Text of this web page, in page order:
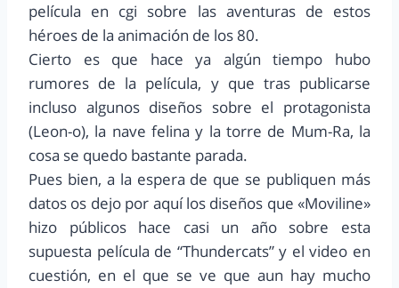
película en cgi sobre las aventuras de estos
héroes de la animación de los 80.
Cierto es que hace ya algún tiempo hubo
rumores de la película, y que tras publicarse
incluso algunos diseños sobre el protagonista
(Leon-o), la nave felina y la torre de Mum-Ra, la
cosa se quedo bastante parada.
Pues bien, a la espera de que se publiquen más
datos os dejo por aquí los diseños que «Moviline»
hizo públicos hace casi un año sobre esta
supuesta película de “Thundercats” y el video en
cuestión, en el que se ve que aun hay mucho